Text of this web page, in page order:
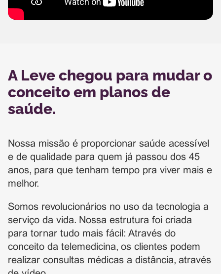
A Leve chegou para mudar o
conceito em planos de
saúde.
Nossa missão é proporcionar saúde acessível
e de qualidade para quem já passou dos 45
anos, para que tenham tempo pra viver mais e
melhor.
Somos revolucionários no uso da tecnologia a
serviço da vida. Nossa estrutura foi criada
para tornar tudo mais fácil: Através do
conceito da telemedicina, os clientes podem
realizar consultas médicas a distância, através